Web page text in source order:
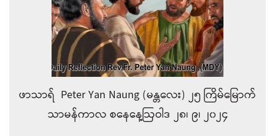
ဖာသာရ် Peter Yan Naung (မန္တလေး) ၂၅ ကြိမ်မြောက်
သာမန်ကာလ စနေနေ့ဩဝါဒ ၂၈၊ ၉၊ ၂၀၂၄